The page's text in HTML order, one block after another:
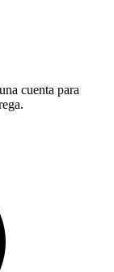
cuenta para